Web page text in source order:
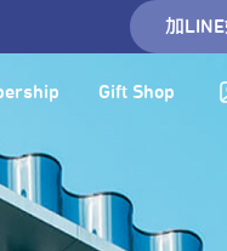
加
Gift Shop